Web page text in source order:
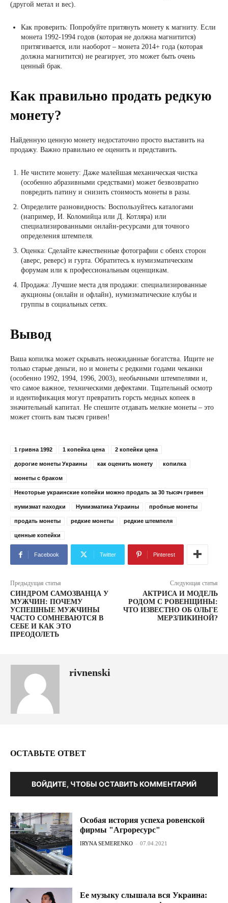
(другой метал и вес).
Как проверить: Попробуйте притянуть монету к магниту. Если
монета 1992-1994 годов (которая не должна магнитится)
притягивается, или наоборот – монета 2014+ года (которая
должна магнитится) не реагирует, это может быть очень
ценный брак.
Как правильно продать редкую
монету?
Найденную ценную монету недостаточно просто выставить на
продажу. Важно правильно ее оценить и представить.
Не чистите монету: Даже малейшая механическая чистка
(особенно абразивными средствами) может безвозвратно
повредить патину и снизить стоимость монеты в разы.
Определите разновидность: Воспользуйтесь каталогами
(например, И. Коломийца или Д. Котляра) или
специализированными онлайн-ресурсами для точного
определения штемпеля.
Оценка: Сделайте качественные фотографии с обеих сторон
(аверс, реверс) и гурта. Обратитесь к нумизматическим
форумам или к профессиональным оценщикам.
Продажа: Лучшие места для продажи: специализированные
аукционы (онлайн и офлайн), нумизматические клубы и
группы в социальных сетях.
Вывод
Ваша копилка может скрывать неожиданные богатства. Ищите не
только старые деньги, но и монеты с редкими годами чеканки
(особенно 1992, 1994, 1996, 2003), необычными штемпелями и,
что самое важное, техническими дефектами. Тщательный осмотр
и идентификация могут превратить горсть медных копеек в
значительный капитал. Не спешите отдавать мелкие монеты – это
может стоить вам тысяч гривен!
1 гривна 1992 1 копейка цена 2 копейки цена
дорогие монеты Украины как оценить монету копилка
монеты с браком
Некоторые украинские копейки можно продать за 30 тысяч гривен
нумизмат находки Нумизматика Украины пробные монеты
продать монеты редкие монеты редкие штемпеля
ценные копейки
Facebook Twitter Pinterest
Предыдущая статья
СИНДРОМ САМОЗВАНЦА У
МУЖЧИН: ПОЧЕМУ
УСПЕШНЫЕ МУЖЧИНЫ
ЧАСТО СОМНЕВАЮТСЯ В
СЕБЕ И КАК ЭТО
ПРЕОДОЛЕТЬ
Следующая статья
АКТРИСА И МОДЕЛЬ
РОДОМ С РОВЕНЩИНЫ:
ЧТО ИЗВЕСТНО ОБ ОЛЬГЕ
МЕРЗЛИКИНОЙ?
rivnenski
ОСТАВЬТЕ ОТВЕТ
ВОЙДИТЕ, ЧТОБЫ ОСТАВИТЬ КОММЕНТАРИЙ
Особая история успеха ровенской
фирмы "Агроресурс"
IRYNA SEMERENKO - 07.04.2021
Ее музыку слышала вся Украина: